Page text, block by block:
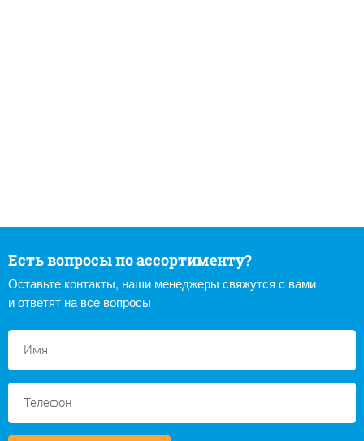
Есть вопросы по ассортименту?
Оставьте контакты, наши менеджеры свяжутся с вами
и ответят на все вопросы